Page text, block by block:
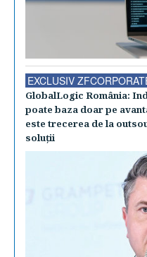
EXCLUSIV
GlobalLogic România:
poate baza doar pe
este trecerea de la
soluţii